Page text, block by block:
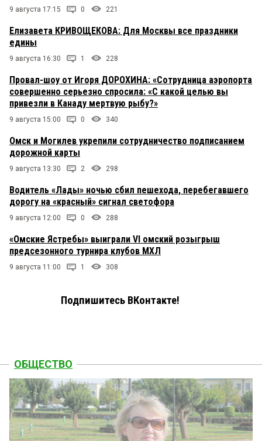
9 августа 17:15 0 221
Елизавета КРИВОЩЕКОВА: Для Москвы все праздники
едины
9 августа 16:30 1 228
Провал-шоу от Игоря ДОРОХИНА: «Сотрудница аэропорта
совершенно серьезно спросила: «С какой целью вы
привезли в Канаду мертвую рыбу?»
9 августа 15:00 0 340
Омск и Могилев укрепили сотрудничество подписанием
дорожной карты
9 августа 13:30 2 298
Водитель «Лады» ночью сбил пешехода, перебегавшего
дорогу на «красный» сигнал светофора
9 августа 12:00 0 288
«Омские Ястребы» выиграли VI омский розыгрыш
предсезонного турнира клубов МХЛ
9 августа 11:00 1 308
Подпишитесь ВКонтакте!
ОБЩЕСТВО